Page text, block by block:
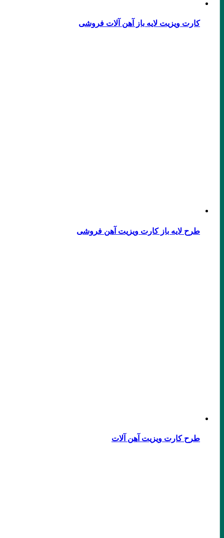
کارت ویزیت لایه باز آهن آلات فروشی
طرح لایه باز کارت ویزیت آهن فروشی
طرح کارت ویزیت آهن آلات